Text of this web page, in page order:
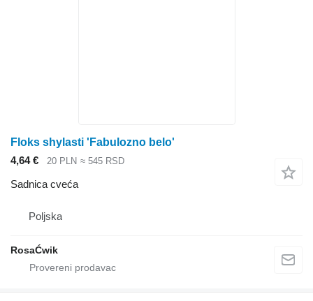
Floks shylasti 'Fabulozno belo'
4,64 €
20 PLN ≈ 545 RSD
Sadnica cveća
Poljska
RosaĆwik